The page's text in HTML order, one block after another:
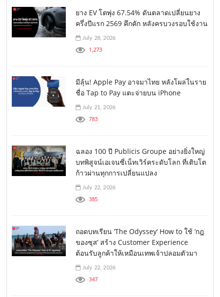
ยาง EV โตพุ่ง 67.54% ดันตลาดเปลี่ยนยาง
ครึ่งปีแรก 2569 คึกคัก หลังครบวงรอบใช้งาน
July 28, 2026
1,273
มีลุ้น! Apple Pay อาจมาไทย หลังโผล่ในราย
ชื่อ Tap to Pay แตะจ่ายบน iPhone
July 21, 2026
783
ฉลอง 100 ปี Publicis Groupe อย่างยิ่งใหญ่
บทพิสูจน์เอเจนซี่เน็ทเวิร์คระดับโลก ที่เติบโต
ก้าวผ่านทุกการเปลี่ยนแปลง
July 22, 2026
385
ถอดบทเรียน ‘The Odyssey’ How to ใช้ ‘กฎ
ของซุส’ สร้าง Customer Experience
ต้อนรับลูกค้าให้เหมือนเทพเจ้าปลอมตัวมา
July 22, 2026
347